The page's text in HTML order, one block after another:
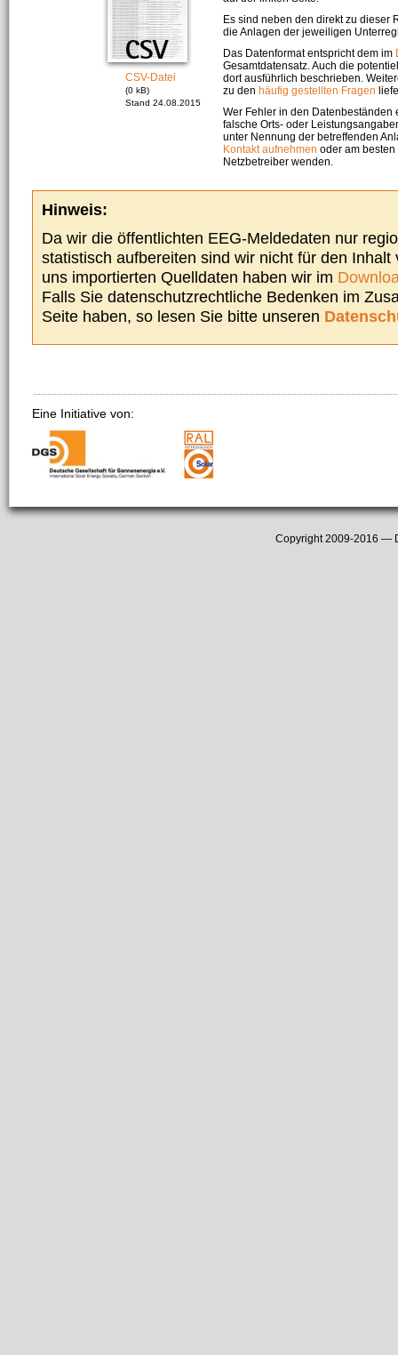
CSV-Datei
(0 kB)
Stand 24.08.2015
Es sind neben den direkt zu dieser
die Anlagen der jeweiligen
Das Datenformat entspricht dem im
Gesamtdatensatz. Auch die
dort ausführlich beschrieben.
zu den häufig gestellten Fragen
Wer Fehler in den Datenbeständen
falsche Orts- oder
unter Nennung der betreffenden
Kontakt aufnehmen oder am
Netzbetreiber wenden.
Hinweis:
Da wir die öffentlichten EEG-Meldedaten nur
statistisch aufbereiten sind wir nicht für den Inhalt
uns importierten Quelldaten haben wir im
Falls Sie datenschutzrechtliche Bedenken im
Seite haben, so lesen Sie bitte unseren
Eine Initiative von:
Copyright 2009-2016 —